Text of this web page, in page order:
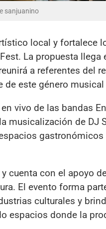
sanjuanino
local y fortalece
La propuesta llega
a referentes del
este género musical
vivo de las bandas
musicalización de DJ
cuenta con el apoyo
El evento forma
culturales y
espacios donde la